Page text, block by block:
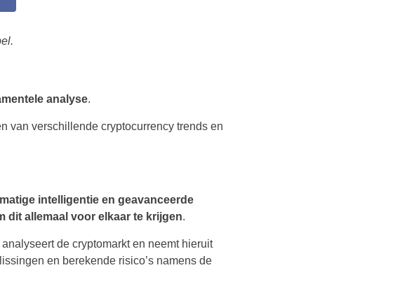
analyse.
van verschillende cryptocurrency trends en
intelligentie en geavanceerde
dit allemaal voor elkaar te krijgen.
de cryptomarkt en neemt hieruit
en berekende risico’s namens de